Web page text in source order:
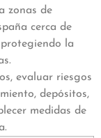
zonas de
cerca de
la
evaluar riesgos
depósitos,
medidas de